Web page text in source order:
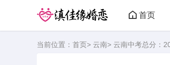
首页
当前位置： 首页> 云南> 云南中考总分：